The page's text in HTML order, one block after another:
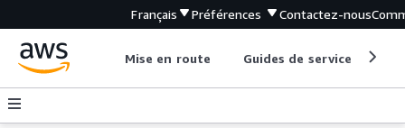
Français Préférences Contactez-nous
Mise en route Guides de service